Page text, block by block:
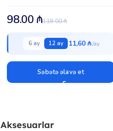
118.00₼
98.00 ₼
6 ay 12 ay 11,60 ₼
Səbətə əlavə et
Aksesuarlar